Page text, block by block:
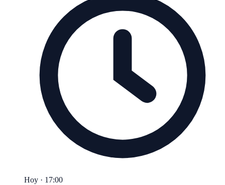
Hoy · 17:00